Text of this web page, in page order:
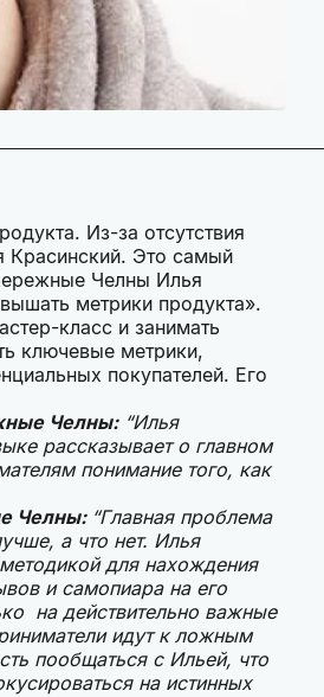
Из-за отсутствия
Красинский. Это самый
Челны Илья
метрики продукта».
класс и занимать
ключевые метрики,
покупателей. Его
Челны:“Илья
рассказывает о главном
понимание того, как
Челны: “Главная проблема
а что нет. Илья
для нахождения
и самопиара на его
на действительно важные
идут к ложным
пообщаться с Ильей, что
на истинных